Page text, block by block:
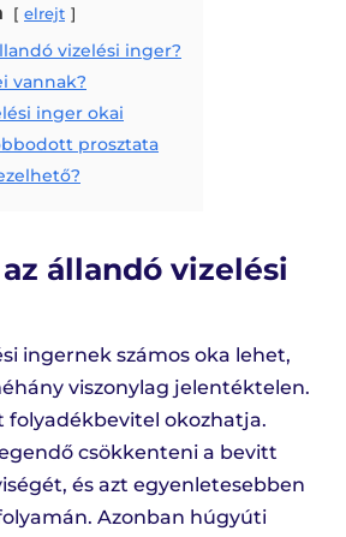
elrejt
vizelési inger?
vannak?
inger okai
prosztata
állandó vizelési
ingernek számos oka lehet,
viszonylag jelentéktelen.
folyadékbevitel okozhatja.
csökkenteni a bevitt
és azt egyenletesebben
Azonban húgyúti